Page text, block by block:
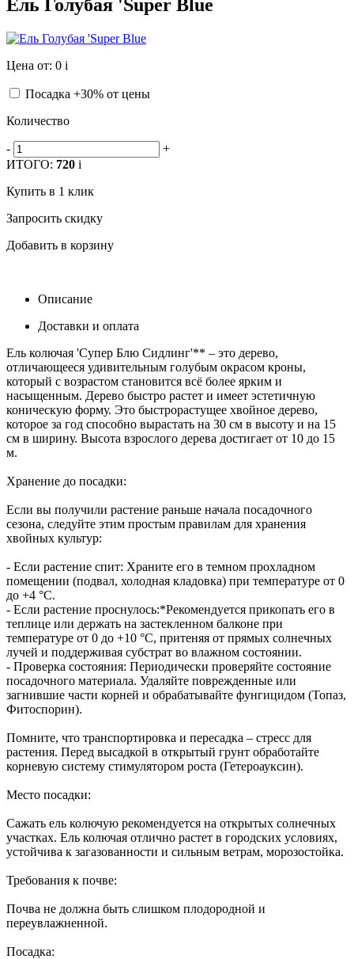
Ель Голубая 'Super Blue
Цена от: 0 i
Посадка +30% от цены
Количество
-
+
ИТОГО: 720 i
Купить в 1 клик
Запросить скидку
Добавить в корзину
Описание
Доставки и оплата
Ель колючая 'Супер Блю Сидлинг'** – это дерево,
отличающееся удивительным голубым окрасом кроны,
который с возрастом становится всё более ярким и
насыщенным. Дерево быстро растет и имеет эстетичную
коническую форму. Это быстрорастущее хвойное дерево,
которое за год способно вырастать на 30 см в высоту и на 15
см в ширину. Высота взрослого дерева достигает от 10 до 15
м.
Хранение до посадки:
Если вы получили растение раньше начала посадочного
сезона, следуйте этим простым правилам для хранения
хвойных культур:
- Если растение спит: Храните его в темном прохладном
помещении (подвал, холодная кладовка) при температуре от 0
до +4 °С.
- Если растение проснулось:*Рекомендуется прикопать его в
теплице или держать на застекленном балконе при
температуре от 0 до +10 °С, притеняя от прямых солнечных
лучей и поддерживая субстрат во влажном состоянии.
- Проверка состояния: Периодически проверяйте состояние
посадочного материала. Удаляйте поврежденные или
загнившие части корней и обрабатывайте фунгицидом (Топаз,
Фитоспорин).
Помните, что транспортировка и пересадка – стресс для
растения. Перед высадкой в открытый грунт обработайте
корневую систему стимулятором роста (Гетероауксин).
Место посадки:
Сажать ель колючую рекомендуется на открытых солнечных
участках. Ель колючая отлично растет в городских условиях,
устойчива к загазованности и сильным ветрам, морозостойка.
Требования к почве:
Почва не должна быть слишком плодородной и
переувлажненной.
Посадка: